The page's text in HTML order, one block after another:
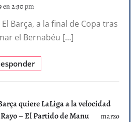
en 2:30 pm
Barça, a la final de Copa tras
el Bernabéu […]
quiere LaLiga a la velocidad
– El Partido de Manu
marzo